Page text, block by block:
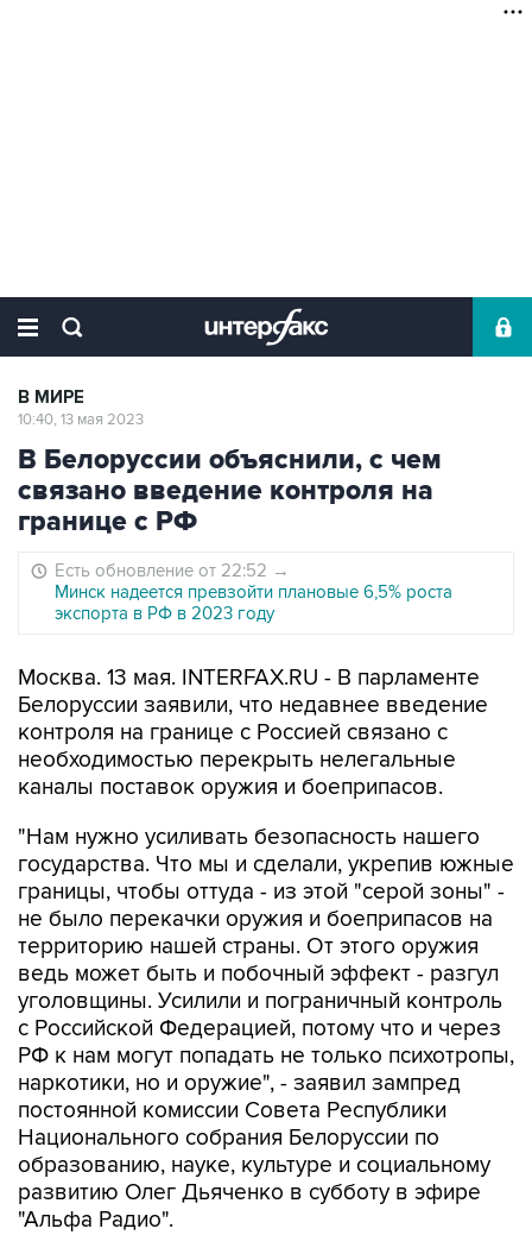
В МИРЕ
10:40, 13 мая 2023
В Белоруссии объяснили, с чем
связано введение контроля на
границе с РФ
Есть обновление от 22:52 →
Минск надеется превзойти плановые 6,5% роста
экспорта в РФ в 2023 году
Москва. 13 мая. INTERFAX.RU - В парламенте
Белоруссии заявили, что недавнее введение
контроля на границе с Россией связано с
необходимостью перекрыть нелегальные
каналы поставок оружия и боеприпасов.
"Нам нужно усиливать безопасность нашего
государства. Что мы и сделали, укрепив южные
границы, чтобы оттуда - из этой "серой зоны" -
не было перекачки оружия и боеприпасов на
территорию нашей страны. От этого оружия
ведь может быть и побочный эффект - разгул
уголовщины. Усилили и пограничный контроль
с Российской Федерацией, потому что и через
РФ к нам могут попадать не только психотропы,
наркотики, но и оружие", - заявил зампред
постоянной комиссии Совета Республики
Национального собрания Белоруссии по
образованию, науке, культуре и социальному
развитию Олег Дьяченко в субботу в эфире
"Альфа Радио".